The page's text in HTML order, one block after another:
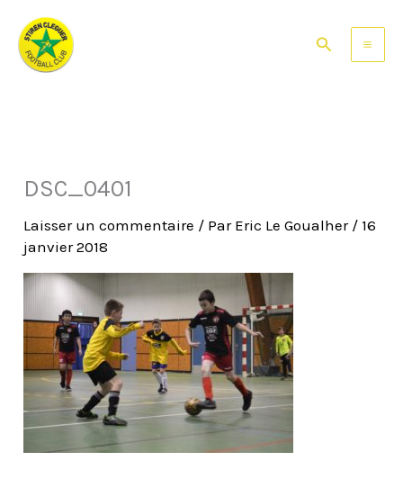
contenu
Rechercher
DSC_0401
Laisser un commentaire / Par Eric Le Goualher / 16
janvier 2018